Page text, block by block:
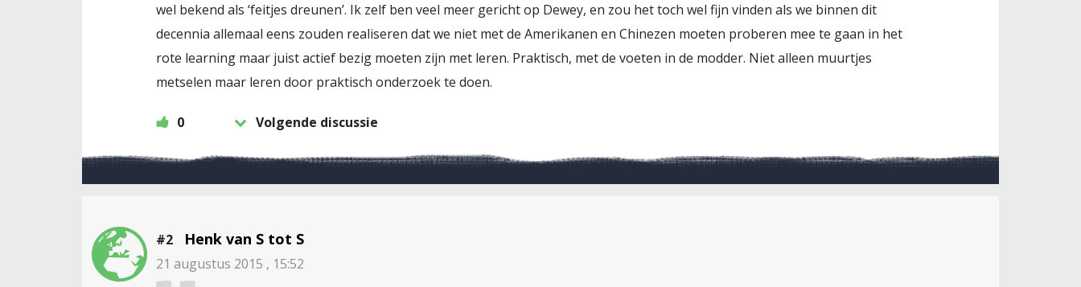
wel bekend als ‘feitjes dreunen’. Ik zelf ben veel meer gericht op Dewey, en zou het toch wel fijn vinden als we binnen dit
decennia allemaal eens zouden realiseren dat we niet met de Amerikanen en Chinezen moeten proberen mee te gaan in het
rote learning maar juist actief bezig moeten zijn met leren. Praktisch, met de voeten in de modder. Niet alleen muurtjes
metselen maar leren door praktisch onderzoek te doen.
0 Volgende discussie
#2 Henk van S tot S
21 augustus 2015 , 15:52